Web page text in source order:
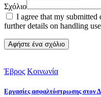
Σχόλιο
I agree that my submitted
further details on handling
Έβρος Κοινωνία
Εργασίες ασφαλτόστρωσης στον